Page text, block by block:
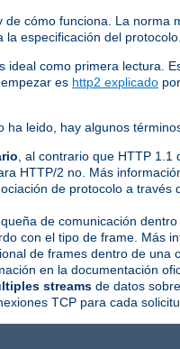
cómo funciona. La norma
especificación del protocolo.
ideal como primera lectura.
es http2 explicado
ha leido, hay algunos
, al contrario que HTTP
HTTP/2 no. Más
de protocolo a través
de comunicación
con el tipo de frame. Más
de frames dentro de una
en la documentación
streams de datos
TCP para cada